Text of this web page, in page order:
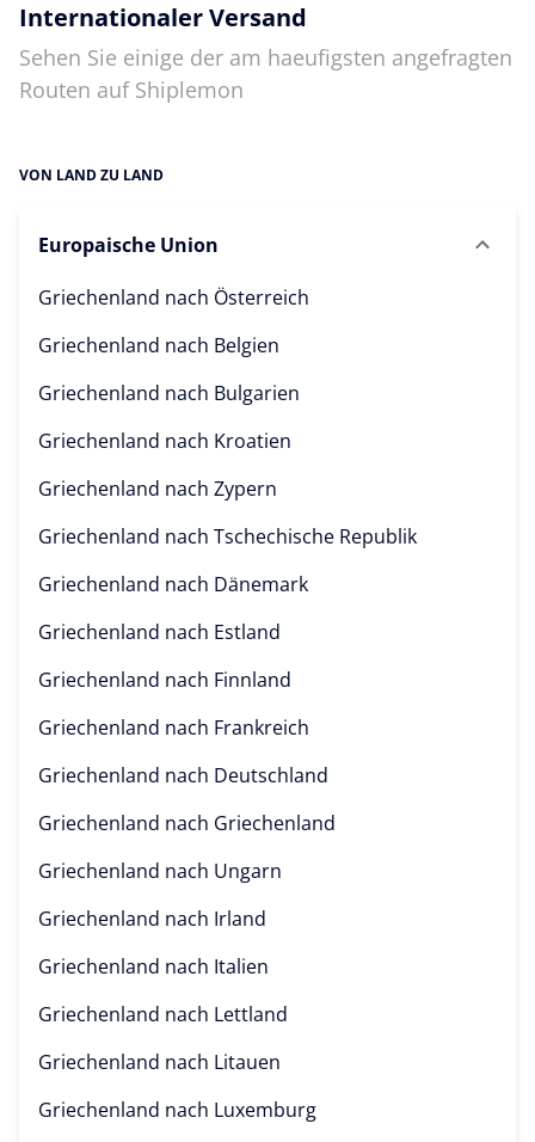
Internationaler Versand
Sehen Sie einige der am haeufigsten angefragten
Routen auf Shiplemon
VON LAND ZU LAND
Europaische Union
Griechenland nach Österreich
Griechenland nach Belgien
Griechenland nach Bulgarien
Griechenland nach Kroatien
Griechenland nach Zypern
Griechenland nach Tschechische Republik
Griechenland nach Dänemark
Griechenland nach Estland
Griechenland nach Finnland
Griechenland nach Frankreich
Griechenland nach Deutschland
Griechenland nach Griechenland
Griechenland nach Ungarn
Griechenland nach Irland
Griechenland nach Italien
Griechenland nach Lettland
Griechenland nach Litauen
Griechenland nach Luxemburg